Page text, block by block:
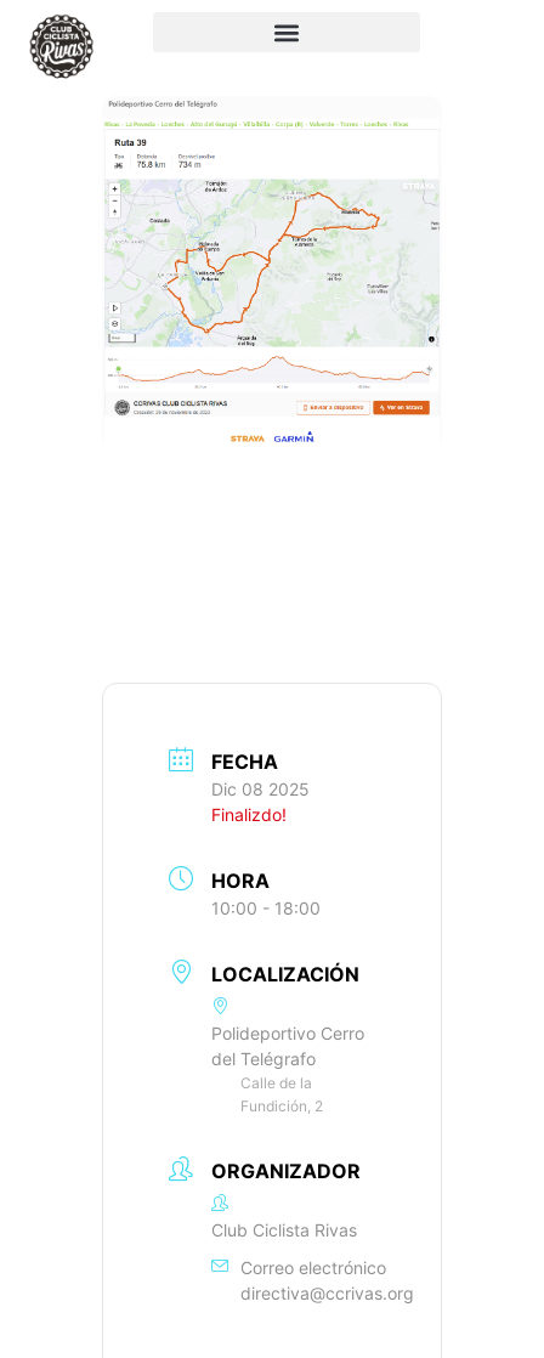
FECHA
Dic 08 2025
Finalizdo!
HORA
10:00 - 18:00
LOCALIZACIÓN
Polideportivo Cerro
del Telégrafo
Calle de la
Fundición, 2
ORGANIZADOR
Club Ciclista Rivas
Correo electrónico
directiva@ccrivas.org